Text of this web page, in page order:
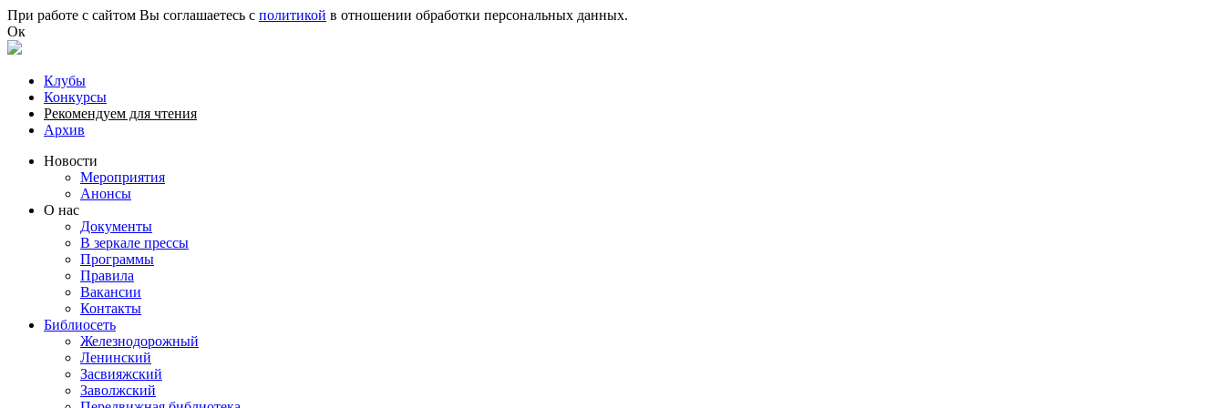
Перейти к основному содержанию
При работе с сайтом Вы соглашаетесь с политикой в отношении обработки персональных данных.
Ок
Клубы
Конкурсы
Рекомендуем для чтения
Архив
Новости
Мероприятия
Анонсы
О нас
Документы
В зеркале прессы
Программы
Правила
Вакансии
Контакты
Библиосеть
Железнодорожный
Ленинский
Засвияжский
Заволжский